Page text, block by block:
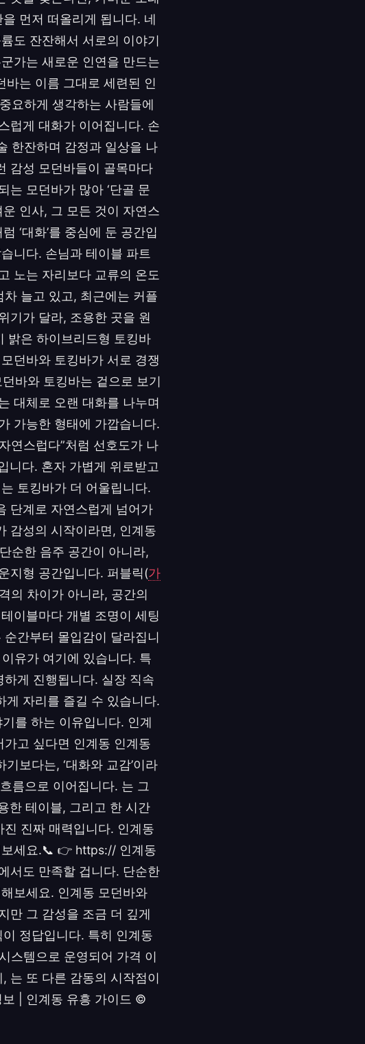
먼저 떠올리게 됩니다. 네
도 잔잔해서 서로의 이야기
가는 새로운 인연을 만드는
는 이름 그대로 세련된 인
요하게 생각하는 사람들에
럽게 대화가 이어집니다. 손
한잔하며 감정과 일상을 나
감성 모던바들이 골목마다
는 모던바가 많아 ‘단골 문
인사, 그 모든 것이 자연스
‘대화’를 중심에 둔 공간입
니다. 손님과 테이블 파트
노는 자리보다 교류의 온도
늘고 있고, 최근에는 커플
기가 달라, 조용한 곳을 원
밝은 하이브리드형 토킹바
던바와 토킹바가 서로 경쟁
바와 토킹바는 겉으로 보기
대체로 오랜 대화를 나누며
가능한 형태에 가깝습니다.
연스럽다”처럼 선호도가 나
니다. 혼자 가볍게 위로받고
토킹바가 더 어울립니다.
단계로 자연스럽게 넘어가
감성의 시작이라면, 인계동
순한 음주 공간이 아니라,
지형 공간입니다. 퍼블릭(가
의 차이가 아니라, 공간의
이블마다 개별 조명이 세팅
간부터 몰입감이 달라집니
유가 여기에 있습니다. 특
게 진행됩니다. 실장 직속
게 자리를 즐길 수 있습니다.
를 하는 이유입니다. 인계
고 싶다면 인계동 인계동
보다는, ‘대화와 교감’이라
름으로 이어집니다. 는 그
한 테이블, 그리고 한 시간
진짜 매력입니다. 인계동
세요.📞 👉 https:// 인계동
서도 만족할 겁니다. 단순한
보세요. 인계동 모던바와
만 그 감성을 조금 더 깊게
정답입니다. 특히 인계동
스템으로 운영되어 가격 이
는 또 다른 감동의 시작점이
보 | 인계동 유흥 가이드 ©